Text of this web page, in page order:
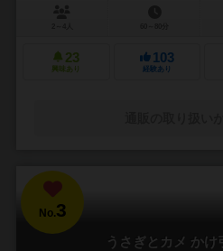
23
興味あり
103
経験あり
No.3
うさぎとカメ かけ